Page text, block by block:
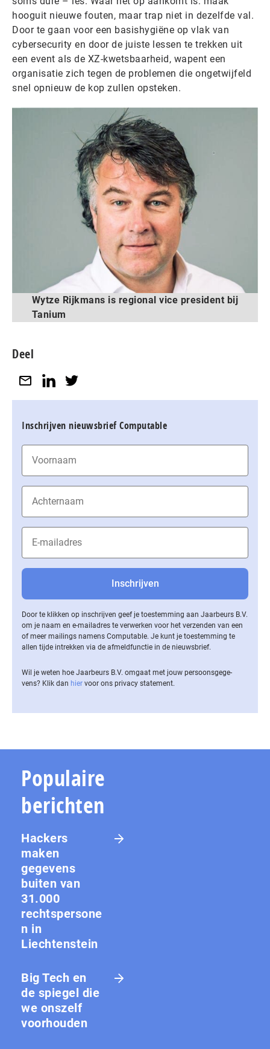
hooguit nieuwe fouten, maar trap niet in dezelfde val.
Door te gaan voor een basishygiëne op vlak van
cybersecurity en door de juiste lessen te trekken uit
een event als de XZ-kwetsbaarheid, wapent een
organisatie zich tegen de problemen die ongetwijfeld
snel opnieuw de kop zullen opsteken.
Wytze Rijkmans is regional vice president bij
Tanium
Deel
Inschrijven nieuwsbrief Computable
Door te klikken op inschrijven geef je toestemming aan Jaarbeurs B.V.
om je naam en e-mailadres te verwerken voor het verzenden van een
of meer mailings namens Computable. Je kunt je toestemming te
allen tijde intrekken via de af­meld­func­tie in de nieuwsbrief.
Wil je weten hoe Jaarbeurs B.V. omgaat met jouw per­soons­ge­ge­
vens? Klik dan hier voor ons privacy statement.
Populaire
berichten
Hackers
maken
gegevens
buiten van
31.000
rechtspersone
n in
Liechtenstein
Big Tech en
de spiegel die
we onszelf
voorhouden